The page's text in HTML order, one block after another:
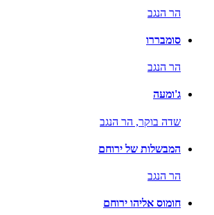
הר הנגב
סומבררו
הר הנגב
ג'ומעה
שדה בוקר, הר הנגב
המבשלות של ירוחם
הר הנגב
חומוס אליהו ירוחם